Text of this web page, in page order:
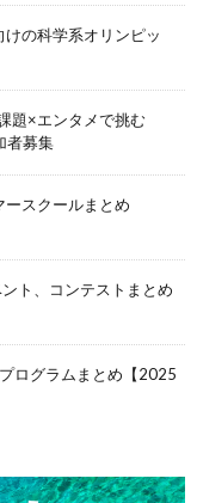
けの科学系オリンピッ
題×エンタメで挑む
者募集
ースクールまとめ
ト、コンテストまとめ
ログラムまとめ【2025